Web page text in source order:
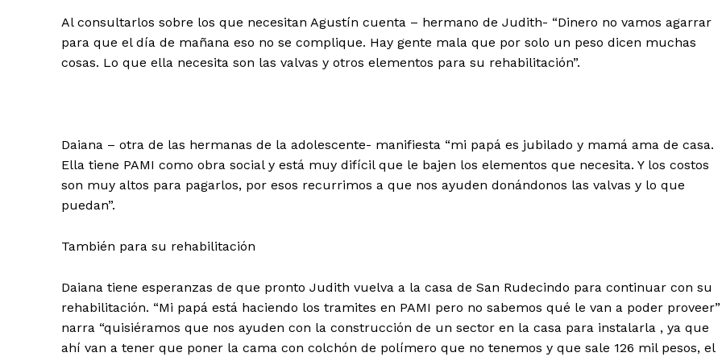
Al consultarlos sobre los que necesitan Agustín cuenta – hermano de Judith- “Dinero no vamos agarrar
para que el día de mañana eso no se complique. Hay gente mala que por solo un peso dicen muchas
cosas. Lo que ella necesita son las valvas y otros elementos para su rehabilitación”.
Daiana – otra de las hermanas de la adolescente- manifiesta “mi papá es jubilado y mamá ama de casa.
Ella tiene PAMI como obra social y está muy difícil que le bajen los elementos que necesita. Y los costos
son muy altos para pagarlos, por esos recurrimos a que nos ayuden donándonos las valvas y lo que
puedan”.
También para su rehabilitación
Daiana tiene esperanzas de que pronto Judith vuelva a la casa de San Rudecindo para continuar con su
rehabilitación. “Mi papá está haciendo los tramites en PAMI pero no sabemos qué le van a poder
narra “quisiéramos que nos ayuden con la construcción de un sector en la casa para instalarla , ya que
ahí van a tener que poner la cama con colchón de polímero que no tenemos y que sale 126 mil pesos, el